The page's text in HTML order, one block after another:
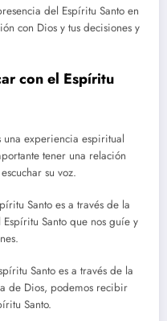
del Espíritu Santo en
con Dios y tus decisiones y
con el Espíritu
una experiencia espiritual
tener una relación
su voz.
Santo es a través de la
Santo que nos guíe y
Santo es a través de la
de Dios, podemos recibir
Santo.